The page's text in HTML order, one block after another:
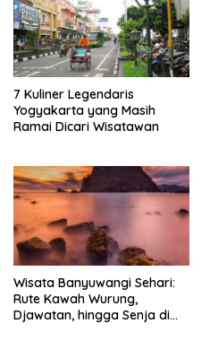
7 Kuliner Legendaris
Yogyakarta yang Masih
Ramai Dicari Wisatawan
Wisata Banyuwangi Sehari:
Rute Kawah Wurung,
Djawatan, hingga Senja di